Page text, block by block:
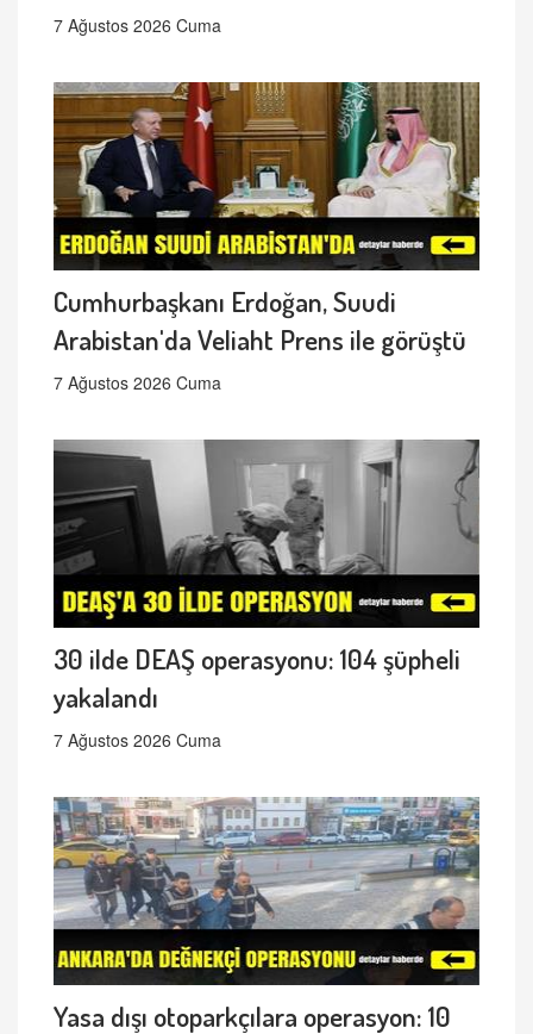
7 Ağustos 2026 Cuma
Cumhurbaşkanı Erdoğan, Suudi
Arabistan'da Veliaht Prens ile görüştü
7 Ağustos 2026 Cuma
30 ilde DEAŞ operasyonu: 104 şüpheli
yakalandı
7 Ağustos 2026 Cuma
Yasa dışı otoparkçılara operasyon: 10